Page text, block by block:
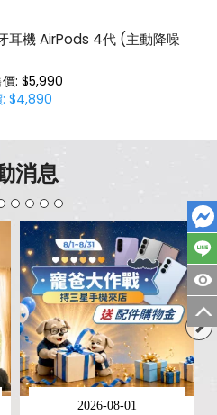
耳機 AirPods 4代 (主動降噪
: $5,990
: $4,890
消息
2026-08-01